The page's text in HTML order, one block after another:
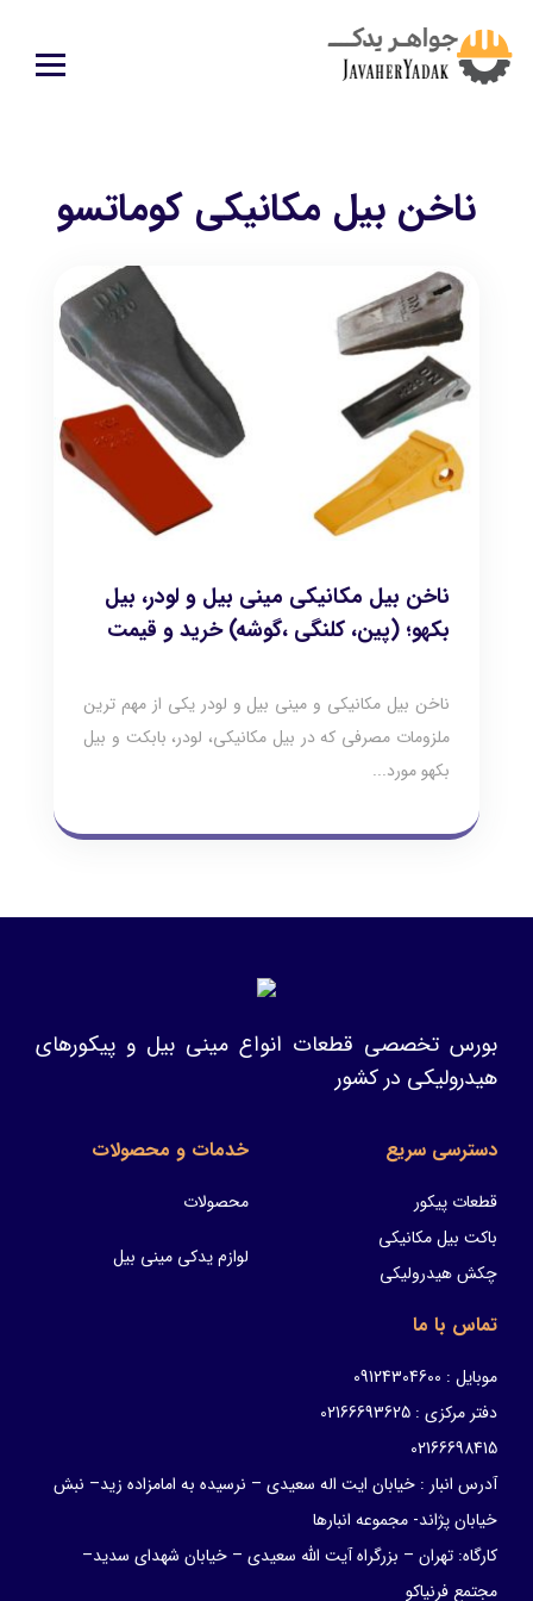
ناخن بیل مکانیکی کوماتسو
ناخن بیل مکانیکی مینی بیل و لودر، بیل
بکهو؛ (پین، کلنگی ،گوشه) خرید و قیمت
ناخن بیل مکانیکی و مینی بیل و لودر یکی از مهم ترین
ملزومات مصرفی که در بیل مکانیکی، لودر، بابکت و بیل
بکهو مورد...
بورس تخصصی قطعات انواع مینی بیل و پیکورهای
هیدرولیکی در کشور
دسترسی سریع
قطعات پیکور
باکت بیل مکانیکی
چکش هیدرولیکی
خدمات و محصولات
محصولات
لوازم یدکی مینی بیل
تماس با ما
موبایل : 09124304600
دفتر مرکزی : 02166693625
02166698415
آدرس انبار : خیابان ایت اله سعیدی – نرسیده به امامزاده زید– نبش
خیابان پژاند- مجموعه انبارها
کارگاه: تهران – بزرگراه آیت الله سعیدی – خیابان شهدای سدید–
مجتمع فرنیاکو